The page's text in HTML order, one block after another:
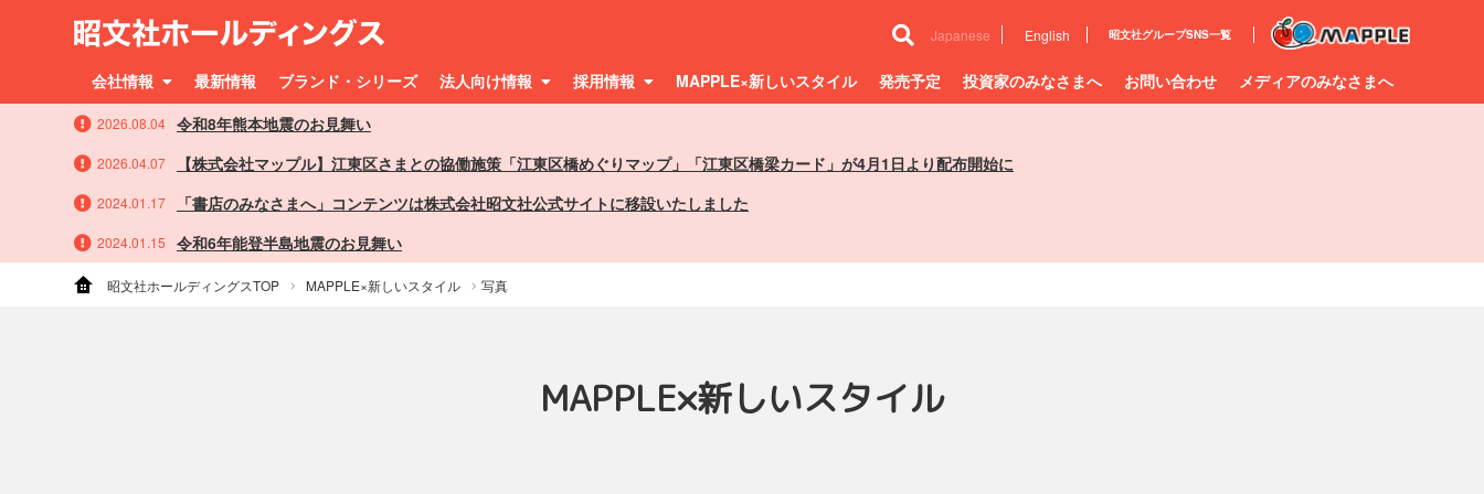
Japanese English 昭文社グループSNS一覧
会社情報 最新情報 ブランド・シリーズ 法人向け情報 採用情報 MAPPLE×新しいスタイル 発売予定 投資家のみなさまへ お問い合わせ メディアのみなさまへ
2026.08.04 令和8年熊本地震のお見舞い
2026.04.07 【株式会社マップル】江東区さまとの協働施策「江東区橋めぐりマップ」「江東区橋梁カード」が4月1日より配布開始に
2024.01.17 「書店のみなさまへ」コンテンツは株式会社昭文社公式サイトに移設いたしました
2024.01.15 令和6年能登半島地震のお見舞い
昭文社ホールディングスTOP MAPPLE×新しいスタイル 写真
MAPPLE×新しいスタイル